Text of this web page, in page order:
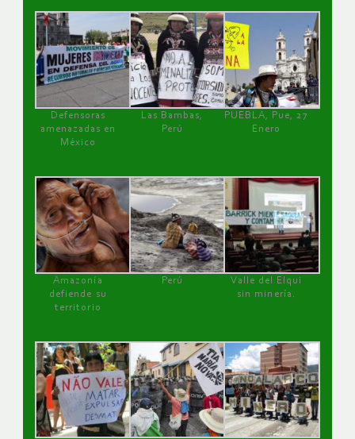
Defensoras
amenazadas en
México
Las Bambas,
Perú
PUEBLA, Pue, 27
Enero
Amazonía
defiende su
territorio
Perú
Valle del Elqui
sin minería.